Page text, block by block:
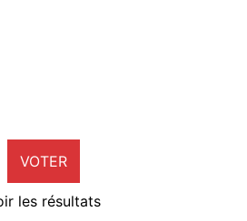
VOTER
les résultats